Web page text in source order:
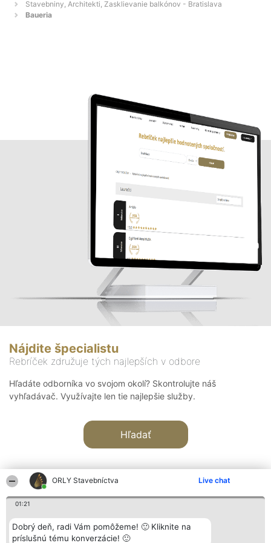
ORLY Stavebníctva Live chat
01:21
Dobrý deň, radi Vám pomôžeme! 🙂 Kliknite na
príslušnú tému konverzácie! 🙂
Stavebniny, Architekti, Zasklievanie balkónov - Bratislava
Baueria
Nájdite špecialistu
Rebríček združuje tých najlepších v odbore
Hľadáte odborníka vo svojom okolí? Skontrolujte náš
vyhľadávač. Využívajte len tie najlepšie služby.
Hľadať
Organizátor hodnotenia
Bright Side Solutions sp. z o.
o. sp. k.
Hodnotenie
Laureáti
Lista
Kontakt
Kontakt